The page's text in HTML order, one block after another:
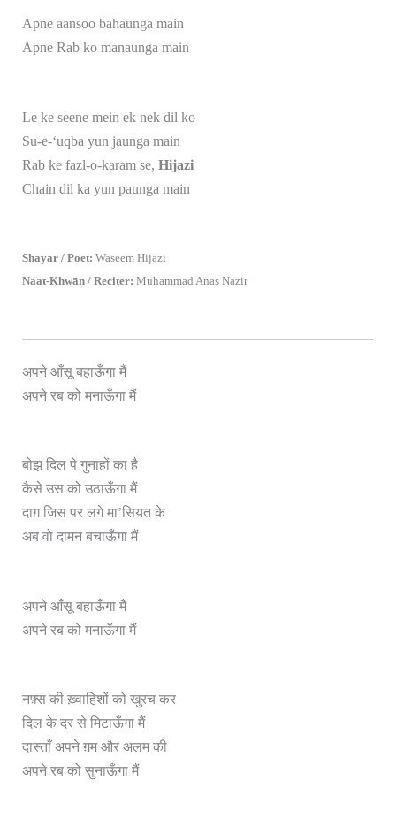
Apne aansoo bahaunga main
Apne Rab ko manaunga main
Le ke seene mein ek nek dil ko
Su-e-‘uqba yun jaunga main
Rab ke fazl-o-karam se, Hijazi
Chain dil ka yun paunga main
Shayar / Poet: Waseem Hijazi
Naat-Khwān / Reciter: Muhammad Anas Nazir
अपने आँसू बहाऊँगा मैं
अपने रब को मनाऊँगा मैं
बोझ दिल पे गुनाहों का है
कैसे उस को उठाऊँगा मैं
दाग़ जिस पर लगे मा’सियत के
अब वो दामन बचाऊँगा मैं
अपने आँसू बहाऊँगा मैं
अपने रब को मनाऊँगा मैं
नफ़्स की ख़्वाहिशों को खुरच कर
दिल के दर से मिटाऊँगा मैं
दास्ताँ अपने ग़म और अलम की
अपने रब को सुनाऊँगा मैं